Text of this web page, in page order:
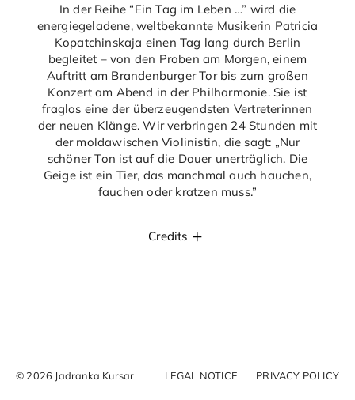
In der Reihe “Ein Tag im Leben …” wird die
energiegeladene, weltbekannte Musikerin Patricia
Kopatchinskaja einen Tag lang durch Berlin
begleitet – von den Proben am Morgen, einem
Auftritt am Brandenburger Tor bis zum großen
Konzert am Abend in der Philharmonie. Sie ist
fraglos eine der überzeugendsten Vertreterinnen
der neuen Klänge. Wir verbringen 24 Stunden mit
der moldawischen Violinistin, die sagt: „Nur
schöner Ton ist auf die Dauer unerträglich. Die
Geige ist ein Tier, das manchmal auch hauchen,
fauchen oder kratzen muss.”
Credits
© 2026 Jadranka Kursar LEGAL NOTICE PRIVACY POLICY